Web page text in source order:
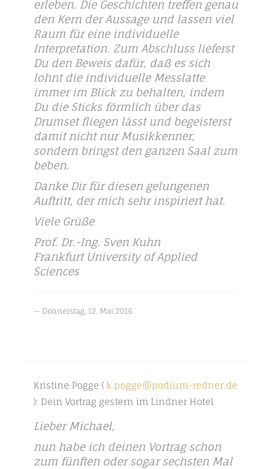
erleben. Die Geschichten treffen genau
den Kern der Aussage und lassen viel
Raum für eine individuelle
Interpretation. Zum Abschluss lieferst
Du den Beweis dafür, daß es sich
lohnt die individuelle Messlatte
immer im Blick zu behalten, indem
Du die Sticks förmlich über das
Drumset fliegen lässt und begeisterst
damit nicht nur Musikkenner,
sondern bringst den ganzen Saal zum
beben.
Danke Dir für diesen gelungenen
Auftritt, der mich sehr inspiriert hat.
Viele Grüße
Prof. Dr.-Ing. Sven Kuhn
Frankfurt University of Applied
Sciences
Donnerstag, 12. Mai 2016
Kristine Pogge ( k.pogge@podium-redner.de
): Dein Vortrag gestern im Lindner Hotel
Lieber Michael,
nun habe ich deinen Vortrag schon
zum fünften oder sogar sechsten Mal